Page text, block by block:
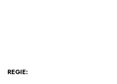
REGIE: